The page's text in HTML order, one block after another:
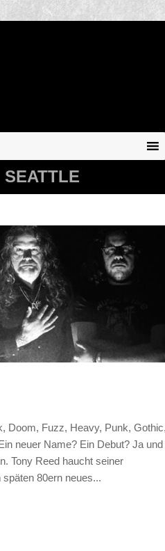
SEATTLE
Doom, Fuzz, Heavy, Punk,
neuer Name? Ein Debut? Ja und
Tony Reed haucht seiner
80ern neues...